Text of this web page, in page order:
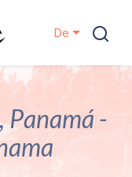
De
Panamá -